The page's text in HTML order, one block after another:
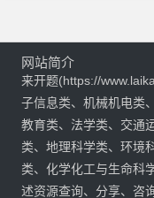
网站简介
来开题(https://
子信息类、机械机电类
教育类、法学类、交通
类、地理科学类、环境
类、化学化工与生命科
述资源查询、分享、咨